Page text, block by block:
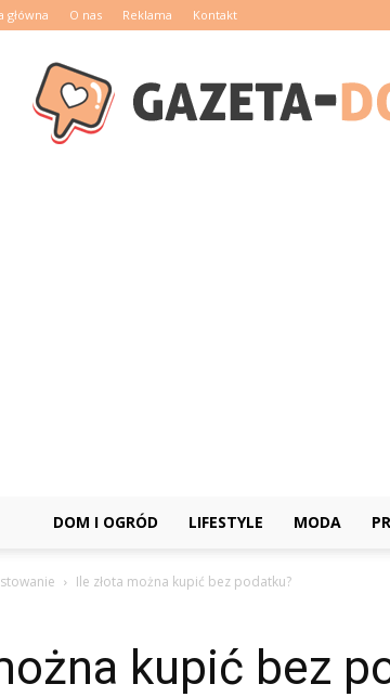
główna O nas Reklama Kontakt
DOM I OGRÓD LIFESTYLE MODA
Ile złota można kupić bez podatku?
kupić bez